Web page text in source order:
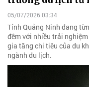
05/07/2026 03:34
Tỉnh Quảng Ninh đang
đêm với nhiều trải
gia tăng chi tiêu của du
ngành du lịch.